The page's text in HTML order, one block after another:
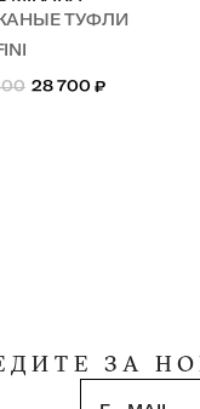
ТУФЛИ
28 700 ₽
ЗА